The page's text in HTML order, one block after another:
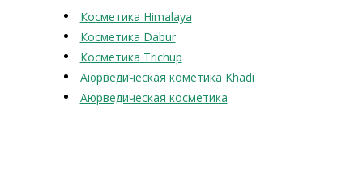
Косметика Himalaya
Косметика Dabur
Косметика Trichup
Аюрведическая кометика Khadi
Аюрведическая косметика